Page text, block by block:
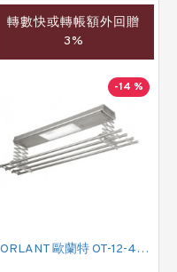
轉數快或轉帳額外回贈
3%
-14 %
ORLANT 歐蘭特 OT-12-4CRV 電動晾衫架